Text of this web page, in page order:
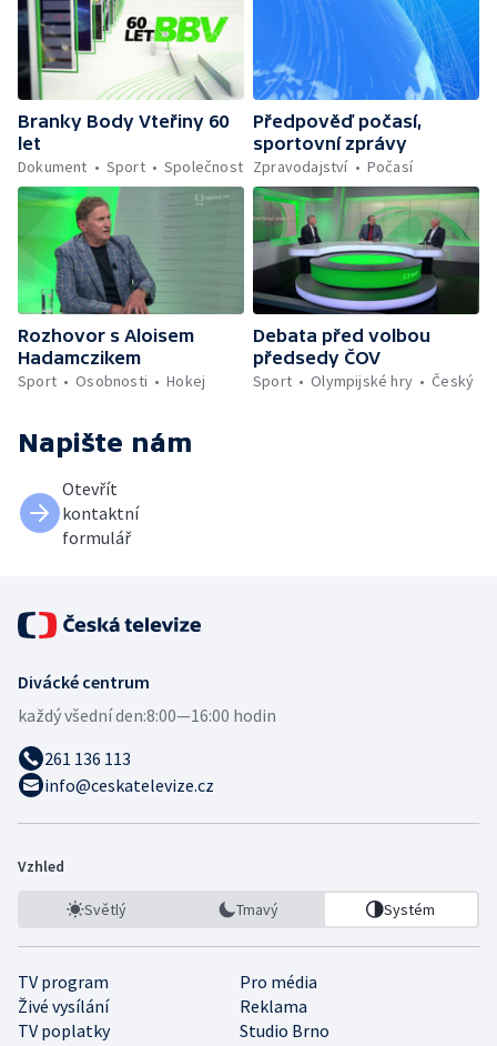
Branky Body Vteřiny 60
let
Dokument
Sport Společnost
Předpověď počasí,
sportovní zprávy
Zpravodajství
Počasí
Rozhovor s Aloisem
Hadamczikem
Sport
Osobnosti Hokej
Debata před volbou
předsedy ČOV
Sport
Olympijské hry Český
Napište nám
Otevřít
kontaktní
formulář
Divácké centrum
každý všední den:8:00—16:00 hodin
261 136 113
info@ceskatelevize.cz
Vzhled
Světlý Tmavý Systém
TV program
Pro média
Živé vysílání
Reklama
TV poplatky
Studio Brno